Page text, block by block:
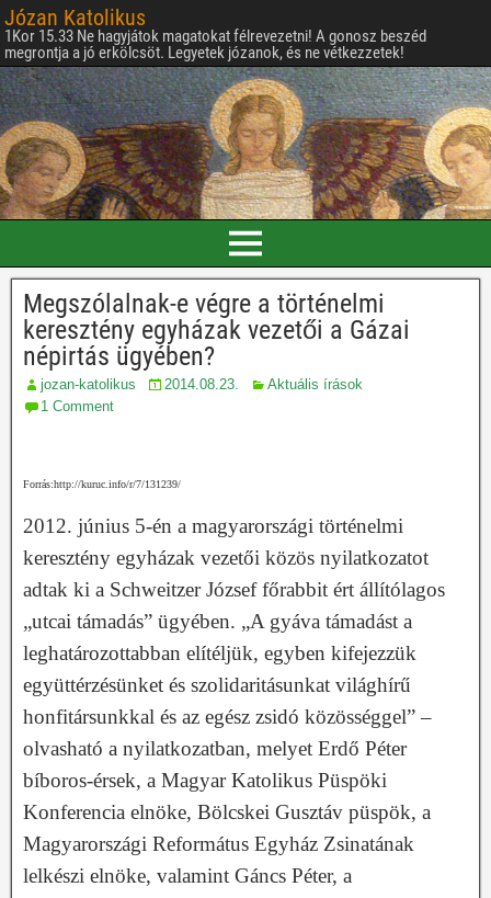
Józan Katolikus
1Kor 15.33 Ne hagyjátok magatokat félrevezetni! A gonosz beszéd
megrontja a jó erkölcsöt. Legyetek józanok, és ne vétkezzetek!
Megszólalnak-e végre a történelmi
keresztény egyházak vezetői a Gázai
népirtás ügyében?
jozan-katolikus 2014.08.23.
Aktuális írások
1 Comment
Forrás:http://kuruc.info/r/7/131239/
2012. június 5-én a magyarországi történelmi
keresztény egyházak vezetői közös nyilatkozatot
adtak ki a Schweitzer József főrabbit ért állítólagos
„utcai támadás” ügyében. „A gyáva támadást a
leghatározottabban elítéljük, egyben kifejezzük
együttérzésünket és szolidaritásunkat világhírű
honfitársunkkal és az egész zsidó közösséggel” –
olvasható a nyilatkozatban, melyet Erdő Péter
bíboros-érsek, a Magyar Katolikus Püspöki
Konferencia elnöke, Bölcskei Gusztáv püspök, a
Magyarországi Református Egyház Zsinatának
lelkészi elnöke, valamint Gáncs Péter, a